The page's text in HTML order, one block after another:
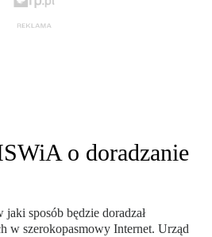
o doradzanie
sposób będzie doradzał
w szerokopasmowy Internet. Urząd